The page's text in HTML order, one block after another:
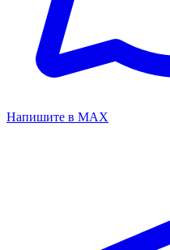
Напишите в MAX